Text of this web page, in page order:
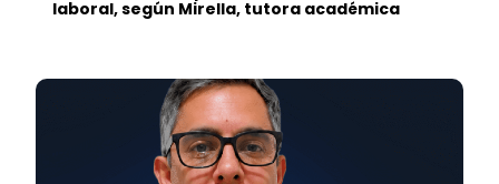
laboral, según Mirella, tutora académica